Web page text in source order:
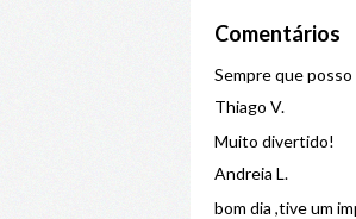
Comentários
Sempre que
Thiago V.
Muito divertido!
Andreia L.
bom dia ,tive um